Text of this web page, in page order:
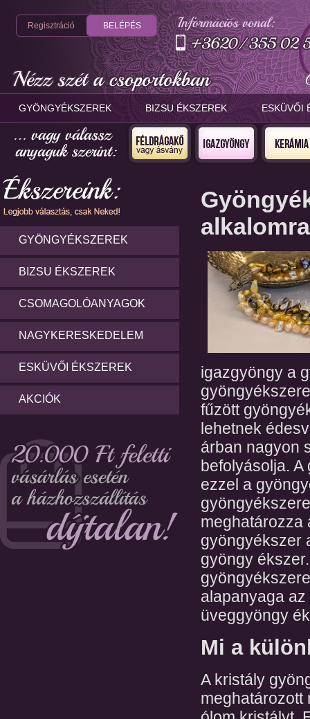
Regisztráció BELÉPÉS
GYÖNGYÉKSZEREK BIZSU ÉKSZEREK ESKÜVŐI
GYÖNGYÉKSZEREK
BIZSU ÉKSZEREK
CSOMAGOLÓANYAGOK
NAGYKERESKEDELEM
ESKÜVŐI ÉKSZEREK
AKCIÓK
alkalomra
igazgyöngy a
fűzött
lehetnek
árban nagyon
befolyásolja.
ezzel a
meghatározza
gyöngyékszer
gyöngy
alapanyaga
üveggyöngy
Mi a
A kristály
meghatározott